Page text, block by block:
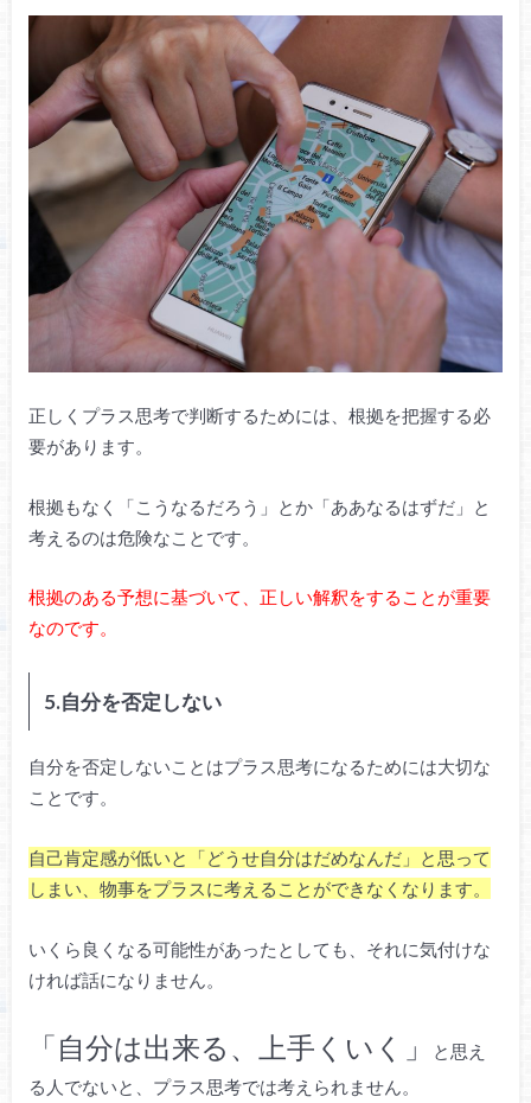
正しくプラス思考で判断するためには、根拠を把握する必
要があります。
根拠もなく「こうなるだろう」とか「ああなるはずだ」と
考えるのは危険なことです。
根拠のある予想に基づいて、正しい解釈をすることが重要
なのです。
5.自分を否定しない
自分を否定しないことはプラス思考になるためには大切な
ことです。
自己肯定感が低いと「どうせ自分はだめなんだ」と思って
しまい、物事をプラスに考えることができなくなります。
いくら良くなる可能性があったとしても、それに気付けな
ければ話になりません。
「自分は出来る、上手くいく」
と思え
る人でないと、プラス思考では考えられません。